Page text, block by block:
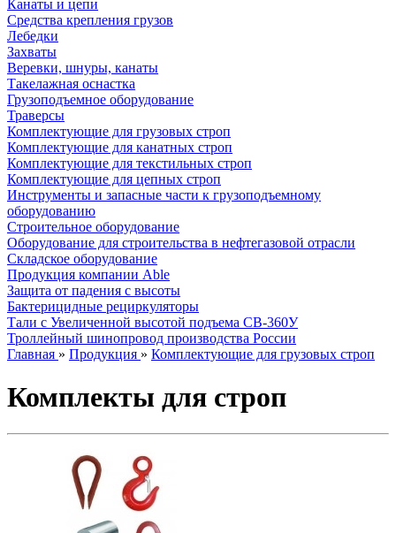
Канаты и цепи
Средства крепления грузов
Лебедки
Захваты
Веревки, шнуры, канаты
Такелажная оснастка
Грузоподъемное оборудование
Траверсы
Комплектующие для грузовых строп
Комплектующие для канатных строп
Комплектующие для текстильных строп
Комплектующие для цепных строп
Инструменты и запасные части к грузоподъемному
оборудованию
Строительное оборудование
Оборудование для строительства в нефтегазовой отрасли
Складское оборудование
Продукция компании Able
Защита от падения с высоты
Бактерицидные рециркуляторы
Тали с Увеличенной высотой подъема СВ-360У
Троллейный шинопровод производства России
Главная » Продукция » Комплектующие для грузовых строп
Комплекты для строп